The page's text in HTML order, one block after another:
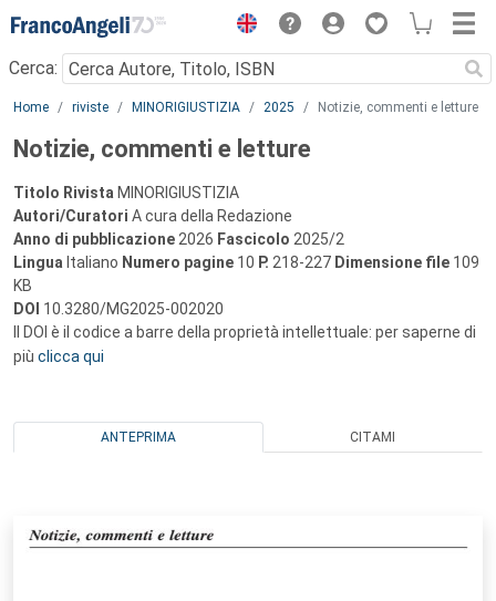
Menu
Cerca:
Main content
Home riviste MINORIGIUSTIZIA 2025 Notizie, commenti e letture
Notizie, commenti e letture
Titolo Rivista MINORIGIUSTIZIA
Autori/Curatori A cura della Redazione
Anno di pubblicazione 2026 Fascicolo 2025/2
Lingua Italiano Numero pagine 10 P. 218-227 Dimensione file 109
KB
DOI 10.3280/MG2025-002020
Il DOI è il codice a barre della proprietà intellettuale: per saperne di
più clicca qui
ANTEPRIMA CITAMI